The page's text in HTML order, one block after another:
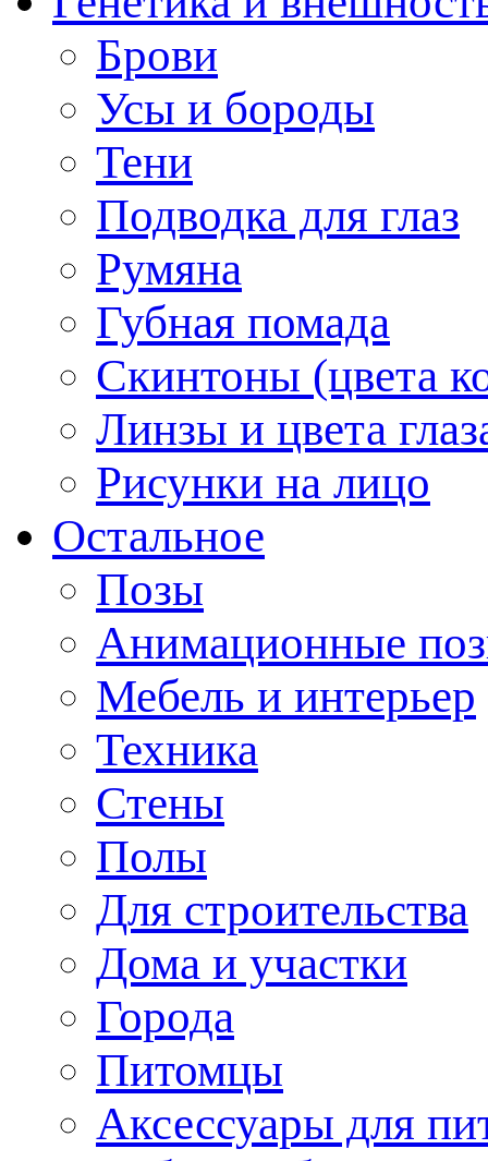
Брови
Усы и бороды
Тени
Подводка для глаз
Румяна
Губная помада
Скинтоны (цвета
Линзы и цвета
Рисунки на лицо
Остальное
Позы
Анимационные
Мебель и интерьер
Техника
Стены
Полы
Для строительства
Дома и участки
Города
Питомцы
Аксессуары для